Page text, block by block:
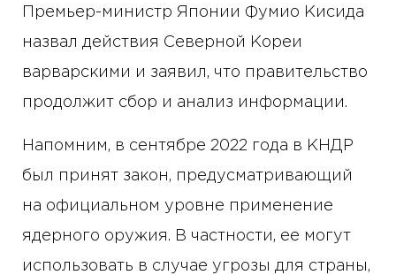
Премьер-министр Японии Фумио Кисида
назвал действия Северной Кореи
варварскими и заявил, что правительство
продолжит сбор и анализ информации.
Напомним, в сентябре 2022 года в КНДР
был принят закон, предусматривающий
на официальном уровне применение
ядерного оружия. В частности, ее могут
использовать в случае угрозы для страны,